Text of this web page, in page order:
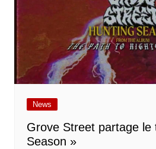
News
Grove Street partage le
Season »